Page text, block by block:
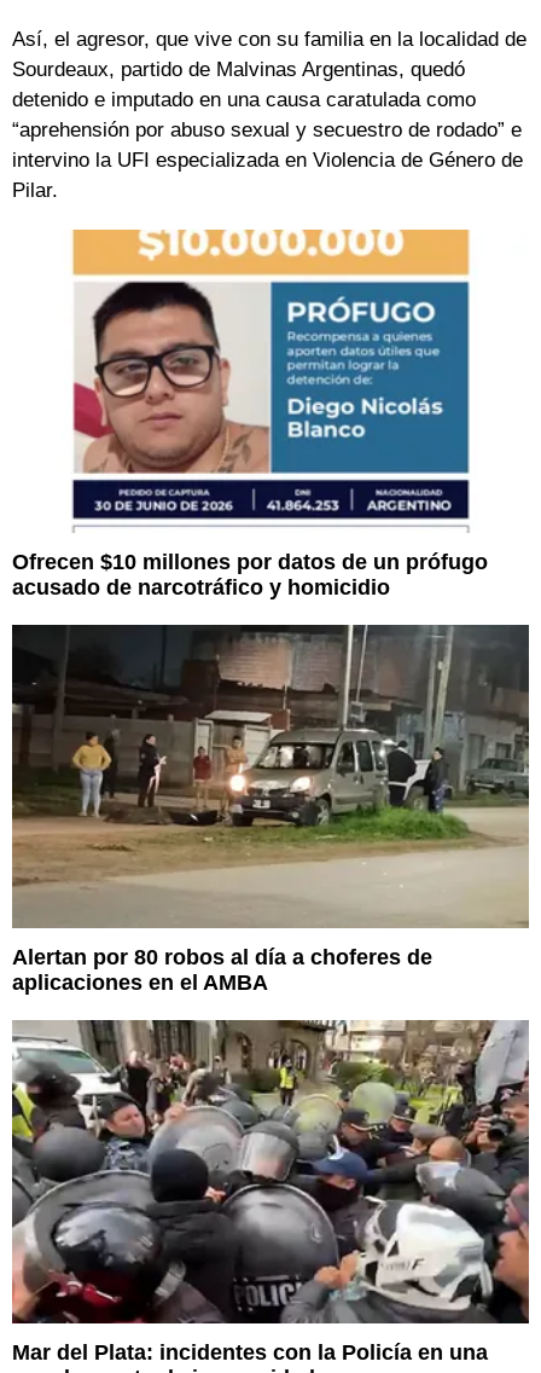
Así, el agresor, que vive con su familia en la localidad de
Sourdeaux, partido de Malvinas Argentinas, quedó
detenido e imputado en una causa caratulada como
“aprehensión por abuso sexual y secuestro de rodado” e
intervino la UFI especializada en Violencia de Género de
Pilar.
Ofrecen $10 millones por datos de un prófugo
acusado de narcotráfico y homicidio
Alertan por 80 robos al día a choferes de
aplicaciones en el AMBA
Mar del Plata: incidentes con la Policía en una